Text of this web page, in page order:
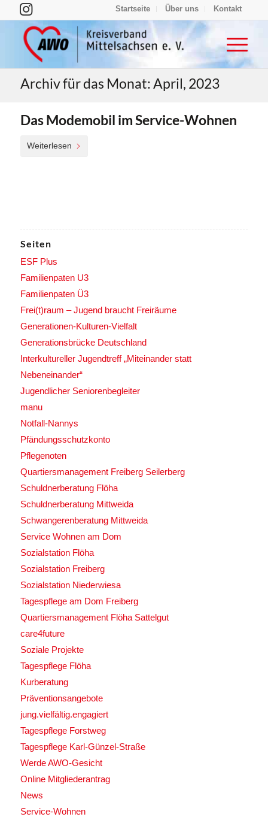
Startseite Über uns Kontakt
Archiv für das Monat: April, 2023
Das Modemobil im Service-Wohnen
Weiterlesen
Seiten
ESF Plus
Familienpaten U3
Familienpaten Ü3
Frei(t)raum – Jugend braucht Freiräume
Generationen-Kulturen-Vielfalt
Generationsbrücke Deutschland
Interkultureller Jugendtreff „Miteinander statt
Nebeneinander“
Jugendlicher Seniorenbegleiter
manu
Notfall-Nannys
Pfändungsschutzkonto
Pflegenoten
Quartiersmanagement Freiberg Seilerberg
Schuldnerberatung Flöha
Schuldnerberatung Mittweida
Schwangerenberatung Mittweida
Service Wohnen am Dom
Sozialstation Flöha
Sozialstation Freiberg
Sozialstation Niederwiesa
Tagespflege am Dom Freiberg
Quartiersmanagement Flöha Sattelgut
care4future
Soziale Projekte
Tagespflege Flöha
Kurberatung
Präventionsangebote
jung.vielfältig.engagiert
Tagespflege Forstweg
Tagespflege Karl-Günzel-Straße
Werde AWO-Gesicht
Online Mitgliederantrag
News
Service-Wohnen